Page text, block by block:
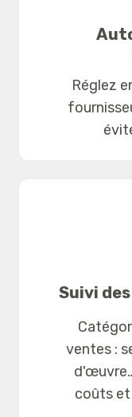
Réglez
Suivi
ventes :
coûts